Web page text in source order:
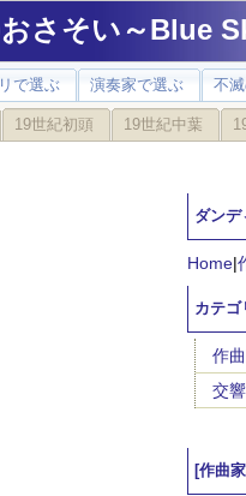
さそい～Blue
で選ぶ 演奏家で選ぶ 不
19世紀初頭 19世紀中葉
ダン
Home|
カテゴ
作
交
[作曲